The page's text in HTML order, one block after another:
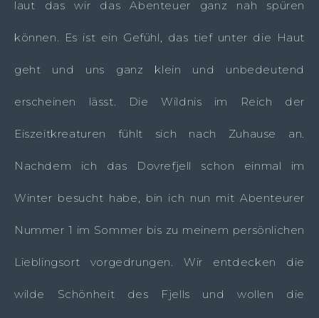
laut das wir das Abenteuer ganz nah spüren
können. Es ist ein Gefühl, das tief unter die Haut
geht und uns ganz klein und unbedeutend
erscheinen lässt. Die Wildnis im Reich der
Eiszeitkreaturen fühlt sich nach Zuhause an.
Nachdem ich das Dovrefjell schon einmal im
Winter besucht habe, bin ich nun mit Abenteurer
Nummer 1 im Sommer bis zu meinem persönlichen
Lieblingsort vorgedrungen. Wir entdecken die
wilde Schönheit des Fjells und wollen die